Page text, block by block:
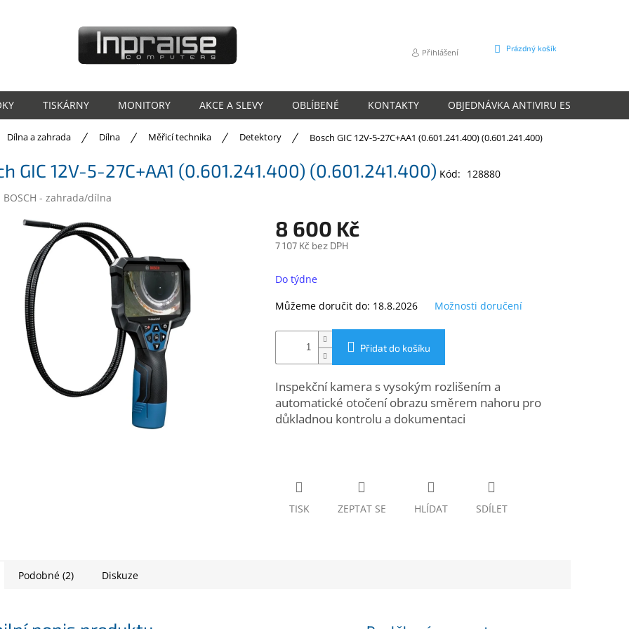
Přihlášení
NÁKUPNÍ
Prázdný košík
TISKÁRNY MONITORY AKCE A SLEVY OBLÍBENÉ KONTAKTY OBJEDNÁVKA ANTIVIRU ESET
Dílna a zahrada Dílna Měřicí technika Detektory Bosch GIC 12V-5-27C+AA1 (0.601.241.400) (0.601.241.400)
GIC 12V-5-27C+AA1 (0.601.241.400) (0.601.241.400) Kód: 128880
BOSCH - zahrada/dílna
8 600 Kč
7 107 Kč bez DPH
cena:
Do týdne
Můžeme doručit do: 18.8.2026 Možnosti doručení
Přidat do košíku
Inspekční kamera s vysokým rozlišením a
automatické otočení obrazu směrem nahoru pro
důkladnou kontrolu a dokumentaci
TISK ZEPTAT SE HLÍDAT SDÍLET
Podobné (2) Diskuze